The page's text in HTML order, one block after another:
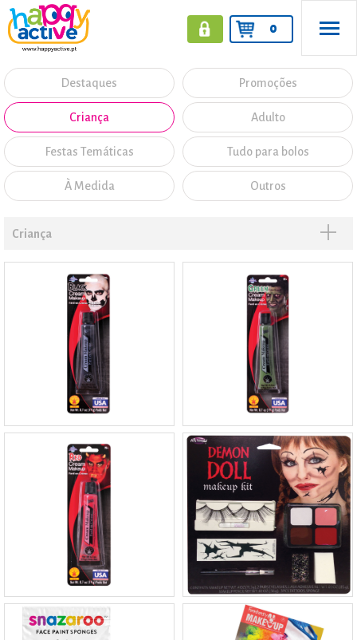
0
Destaques Promoções
Criança Adulto
Festas Temáticas Tudo para bolos
À Medida Outros
Criança